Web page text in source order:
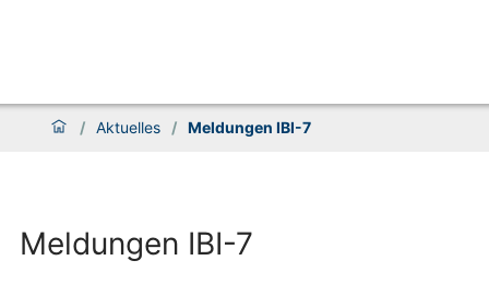
/ Aktuelles / Meldungen IBI-7
Meldungen IBI-7